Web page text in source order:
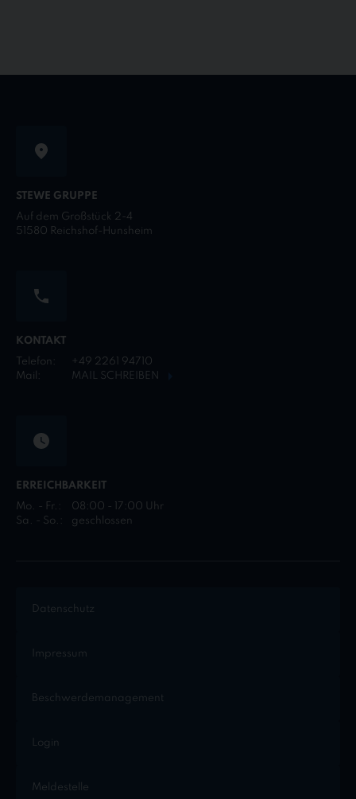
STEWE GRUPPE
Auf dem Großstück 2-4
51580 Reichshof-Hunsheim
KONTAKT
Telefon:
+49 2261 94710
Mail:
MAIL SCHREIBEN
ERREICHBARKEIT
Mo. - Fr.:
08:00 - 17:00 Uhr
Sa. - So.:
geschlossen
Datenschutz
Impressum
Beschwerdemanagement
Login
Meldestelle